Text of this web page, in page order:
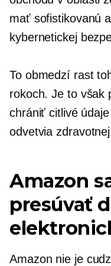
mať sofistikovanú
kybernetickej
To obmedzí rast
rokoch. Je to však
chrániť citlivé
odvetvia
Amazon
presúvať
Amazon nie je